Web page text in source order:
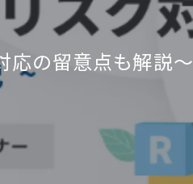
応の留意点も解説～